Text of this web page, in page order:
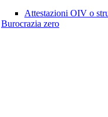
Attestazioni OIV o
Burocrazia zero